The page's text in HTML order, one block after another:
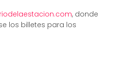
, donde
los billetes para los